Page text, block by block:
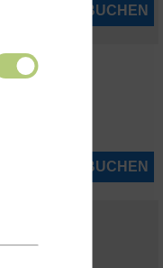
JETZT BUCHEN
JETZT BUCHEN